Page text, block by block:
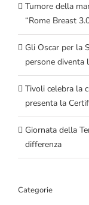
Tumore della
“Rome Breast
Gli Oscar per la
persone diventa
Tivoli celebra la
presenta la
Giornata della
differenza
Categorie